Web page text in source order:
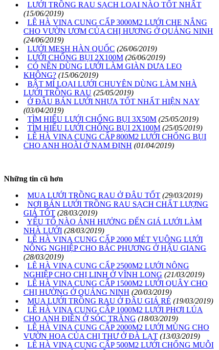
LƯỚI TRỒNG RAU SẠCH LOẠI NÀO TỐT NHẤT
(15/06/2019)
LÊ HÀ VINA CUNG CẤP 3000M2 LƯỚI CHE NẮNG
CHO VƯỜN ƯƠM CỦA CHỊ HƯƠNG Ở QUẢNG NINH
(24/06/2019)
LƯỚI MESH HÀN QUỐC (26/06/2019)
LƯỚI CHỐNG BỤI 2X100M (26/06/2019)
CÓ NÊN DÙNG LƯỚI LÀM GIÀN DƯA LEO
KHÔNG? (15/06/2019)
BẬT MÍ LOẠI LƯỚI CHUYÊN DÙNG LÀM NHÀ
LƯỚI TRỒNG RAU (25/05/2019)
Ở ĐÂU BÁN LƯỚI NHỰA TỐT NHẤT HIỆN NAY
(03/04/2019)
TÌM HIỂU LƯỚI CHỐNG BỤI 3X50M (25/05/2019)
TÌM HIỂU LƯỚI CHỐNG BỤI 2X100M (25/05/2019)
LÊ HÀ VINA CUNG CẤP 800M2 LƯỚI CHỐNG BỤI
CHO ANH HOÀI Ở NAM ĐỊNH (01/04/2019)
Những tin cũ hơn
MUA LƯỚI TRỒNG RAU Ở ĐÂU TỐT (29/03/2019)
NƠI BÁN LƯỚI TRỒNG RAU SẠCH CHẤT LƯỢNG
GIÁ TỐT (28/03/2019)
YẾU TỐ NÀO ẢNH HƯỞNG ĐẾN GIÁ LƯỚI LÀM
NHÀ LƯỚI (28/03/2019)
LÊ HÀ VINA CUNG CẤP 2000 MÉT VUÔNG LƯỚI
NÔNG NGHIỆP CHO BÁC PHƯƠNG Ở HẬU GIANG
(28/03/2019)
LÊ HÀ VINA CUNG CẤP 2500M2 LƯỚI NÔNG
NGHIỆP CHO CHỊ LINH Ở VĨNH LONG (21/03/2019)
LÊ HÀ VINA CUNG CẤP 1500M2 LƯỚI QUÂY CHO
CHỊ HƯỜNG Ở QUẢNG NINH (20/03/2019)
MUA LƯỚI TRỒNG RAU Ở ĐÂU GIÁ RẺ (19/03/2019)
LÊ HÀ VINA CUNG CẤP 1000M2 LƯỚI PHƠI LÚA
CHO ANH ĐIỀN Ở SÓC TRĂNG (18/03/2019)
LÊ HÀ VINA CUNG CẤP 2000M2 LƯỚI MÙNG CHO
VƯỜN HOA CỦA CHỊ THƯ Ở ĐÀ LẠT (13/03/2019)
LÊ HÀ VINA CUNG CẤP 500M2 LƯỚI CHỐNG MUỖI